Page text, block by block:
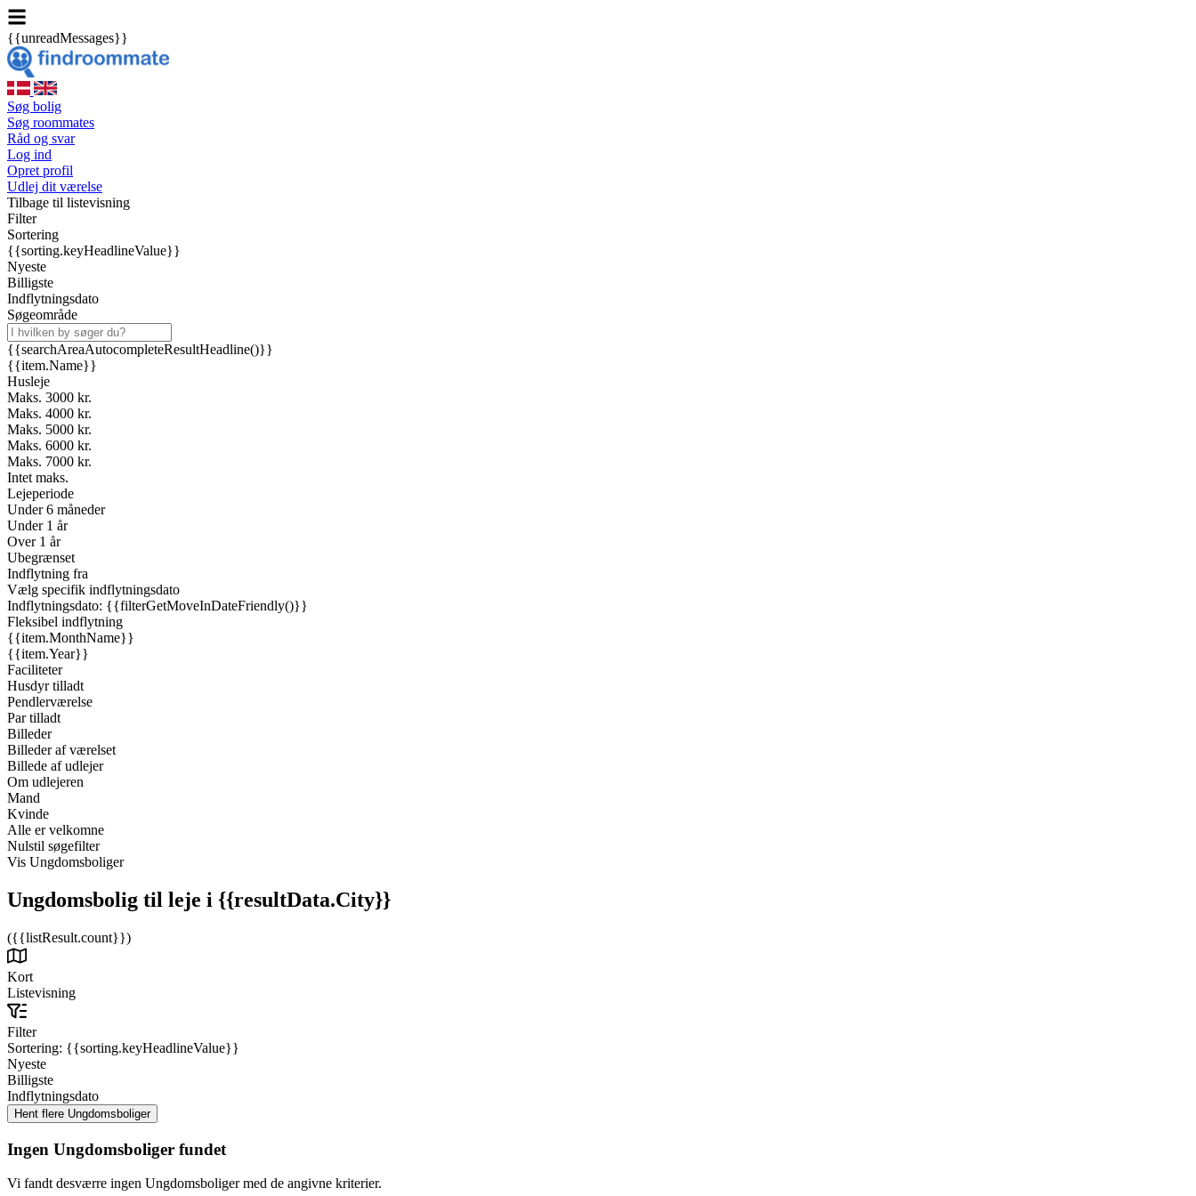
{{unreadMessages}}
Søg bolig
Søg roommates
Råd og svar
Log ind
Opret profil
Udlej dit værelse
Tilbage til listevisning
Filter
Sortering
{{sorting.keyHeadlineValue}}
Nyeste
Billigste
Indflytningsdato
Søgeområde
{{searchAreaAutocompleteResultHeadline()}}
{{item.Name}}
Husleje
Maks. 3000 kr.
Maks. 4000 kr.
Maks. 5000 kr.
Maks. 6000 kr.
Maks. 7000 kr.
Intet maks.
Lejeperiode
Under 6 måneder
Under 1 år
Over 1 år
Ubegrænset
Indflytning fra
Vælg specifik indflytningsdato
Indflytningsdato: {{filterGetMoveInDateFriendly()}}
Fleksibel indflytning
{{item.MonthName}}
{{item.Year}}
Faciliteter
Husdyr tilladt
Pendlerværelse
Par tilladt
Billeder
Billeder af værelset
Billede af udlejer
Om udlejeren
Mand
Kvinde
Alle er velkomne
Nulstil søgefilter
Vis Ungdomsboliger
Ungdomsbolig til leje i {{resultData.City}}
({{listResult.count}})
Kort
Listevisning
Filter
Sortering: {{sorting.keyHeadlineValue}}
Nyeste
Billigste
Indflytningsdato
Ingen Ungdomsboliger fundet
Vi fandt desværre ingen Ungdomsboliger med de angivne kriterier.